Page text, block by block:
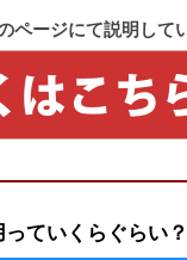
ページにて説明して
っていくらぐらい？